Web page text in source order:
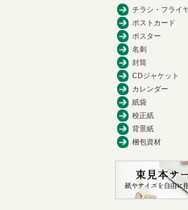
チラシ・フライ
ポストカード
ポスター
名刺
封筒
CDジャケット
カレンダー
紙袋
校正紙
背景紙
梱包資材